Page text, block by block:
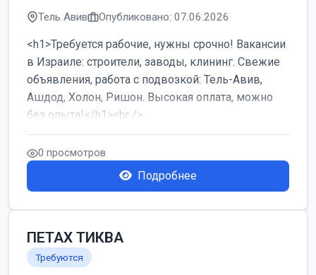
Тель Авив Опубликовано: 07.06.2026
<h1>Требуется рабочие, нужны срочно! Вакансии
в Израиле: строители, заводы, клининг. Свежие
объявления, работа с подвозкой: Тель-Авив,
Ашдод, Холон, Ришон. Высокая оплата, можно
без опыта!</h1><br />
...
0 просмотров
Подробнее
ПЕТАХ ТИКВА
Требуются